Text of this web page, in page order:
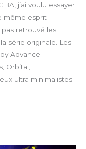
j’ai voulu essayer
même esprit
pas retrouvé les
série originale. Les
Advance
Orbital,
ultra minimalistes.